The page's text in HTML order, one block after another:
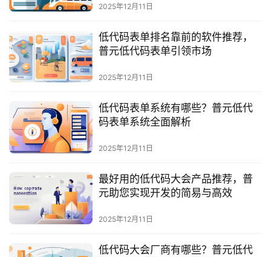
新
动
产
品
决
方
案
生
态
与
2025年12月11日
低代码表单排名靠前的软件推荐，
普元低代码表单引领市场
2025年12月11日
低代码表单系统有哪些？普元低代
码表单系统全面解析
2025年12月11日
最好用的低代码大会产品推荐，普
元助您实现开发的简易与高效
2025年12月11日
低代码大会厂商有哪些？普元低代